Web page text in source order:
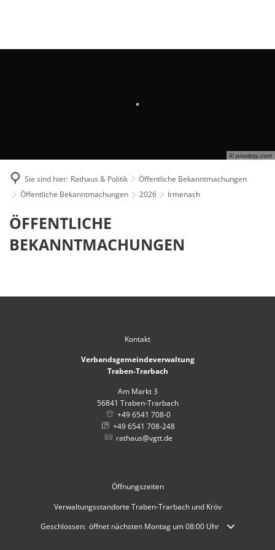
© pixabay.com
Sie sind hier: Rathaus & Politik
Öffentliche Bekanntmachungen
Öffentliche Bekanntmachungen
2026 Irmenach
Irmenach
ÖFFENTLICHE
BEKANNTMACHUNGEN
Kontakt
Verbandsgemeindeverwaltung
Traben-Trarbach
Am Markt 3
56841 Traben-Trarbach
+49 6541 708-0
+49 6541 708-248
rathaus@vgtt.de
Öffnungszeiten
Verwaltungsstandorte Traben-Trarbach und Kröv
Klicken, um weitere Öffnungs- oder Schließzeiten auszublenden
Geschlossen: öffnet nächsten Montag um 08:00 Uhr